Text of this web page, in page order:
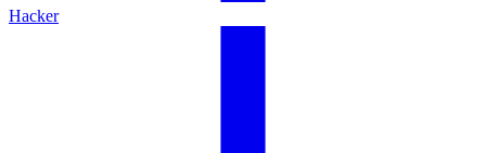
Hacker